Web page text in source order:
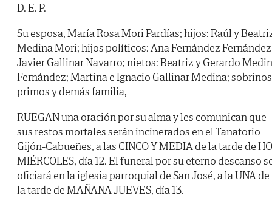
D. E. P.
Su esposa, María Rosa Mori Pardías; hijos: Raúl y
Medina Mori; hijos políticos: Ana Fernández
Javier Gallinar Navarro; nietos: Beatriz y Gerardo
Fernández; Martina e Ignacio Gallinar Medina;
primos y demás familia,
RUEGANuna oración por su alma y les comunican que
sus restos mortales serán incinerados en el Tanatorio
Gijón-Cabueñes, a las CINCO Y MEDIA de la tarde de
MIÉRCOLES, día 12. El funeral por su eterno descanso
oficiará en la iglesia parroquial de San José, a la UNA de
la tarde de MAÑANA JUEVES, día 13.